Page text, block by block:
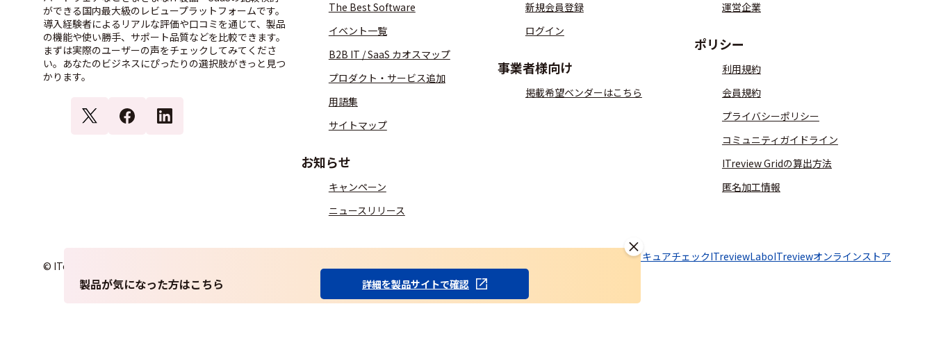
製品が気になった方はこちら 詳細を製品サイトで確認
ができる国内最大級のレビュープラットフォームです。
導入経験者によるリアルな評価や口コミを通じて、製品
の機能や使い勝手、サポート品質などを比較できます。
まずは実際のユーザーの声をチェックしてみてくださ
い。あなたのビジネスにぴったりの選択肢がきっと見つ
かります。
The Best Software
イベント一覧
B2B IT / SaaS カオスマップ
プロダクト・サービス追加
用語集
サイトマップ
お知らせ
キャンペーン
ニュースリリース
新規会員登録
ログイン
事業者様向け
掲載希望ベンダーはこちら
運営企業
ポリシー
利用規約
会員規約
プライバシーポリシー
コミュニティガイドライン
ITreview Gridの算出方法
匿名加工情報
© ITcrowd Corp. All Rights Reserved.
SaaSセキュアチェックITreviewLaboITreviewオンラインストア